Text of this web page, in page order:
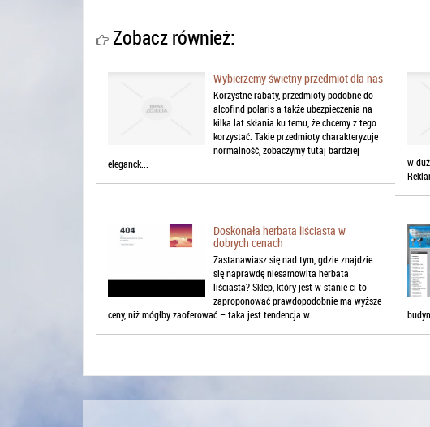
Zobacz również:
Wybierzemy świetny przedmiot dla nas
Korzystne rabaty, przedmioty podobne do
alcofind polaris a także ubezpieczenia na
kilka lat skłania ku temu, że chcemy z tego
korzystać. Takie przedmioty charakteryzuje
normalność, zobaczymy tutaj bardziej
eleganck...
w
Doskonała herbata liściasta w
dobrych cenach
Zastanawiasz się nad tym, gdzie znajdzie
się naprawdę niesamowita herbata
liściasta? Sklep, który jest w stanie ci to
zaproponować prawdopodobnie ma wyższe
ceny, niż mógłby zaoferować – taka jest tendencja w...